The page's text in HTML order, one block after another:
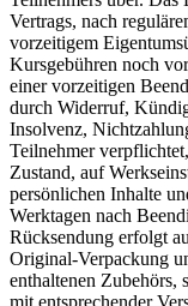
Vertrags, nach
vorzeitigem
Kursgebühren noch
einer vorzeitigen
durch Widerruf,
Insolvenz,
Teilnehmer
Zustand, auf
persönlichen Inhalte
Werktagen nach
Rücksendung erfolgt
Original-Verpackung
enthaltenen Zubehörs,